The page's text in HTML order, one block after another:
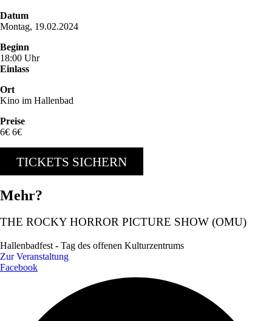
Datum
Montag, 19.02.2024
Beginn
18:00 Uhr
Einlass
Ort
Kino im Hallenbad
Preise
6€ 6€
TICKETS SICHERN
Mehr?
THE ROCKY HORROR PICTURE SHOW (OMU)
Hallenbadfest - Tag des offenen Kulturzentrums
Zur Veranstaltung
Facebook